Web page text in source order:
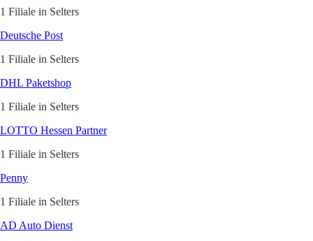
1 Filiale in Selters
Deutsche Post
1 Filiale in Selters
DHL Paketshop
1 Filiale in Selters
LOTTO Hessen Partner
1 Filiale in Selters
Penny
1 Filiale in Selters
AD Auto Dienst